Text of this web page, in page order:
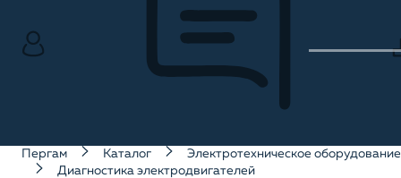
Пергам Каталог
Электротехническое оборудование
Диагностика электродвигателей